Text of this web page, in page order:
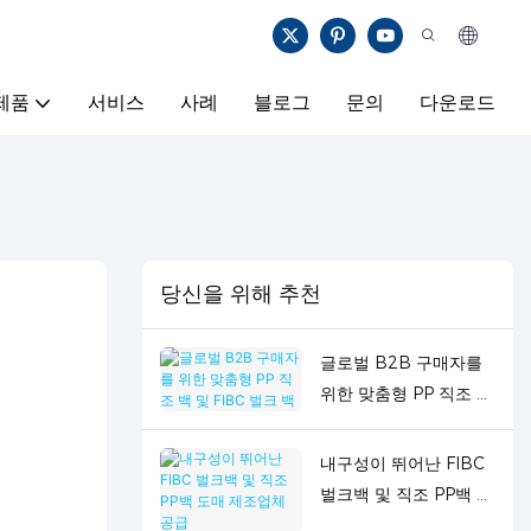
품 서비스 사례 블로그 문의 다운로드
당신을 위해 추천
글로벌 B2B 구매자를
위한 맞춤형 PP 직조 백
및 FIBC 벌크 백
내구성이 뛰어난 FIBC
벌크백 및 직조 PP백 도